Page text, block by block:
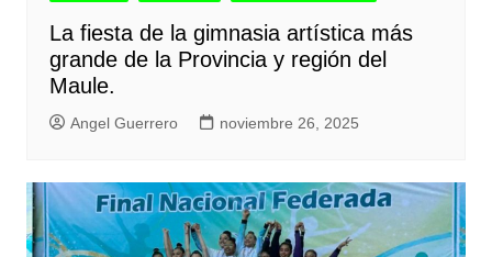
La fiesta de la gimnasia artística más
grande de la Provincia y región del
Maule.
Angel Guerrero noviembre 26, 2025